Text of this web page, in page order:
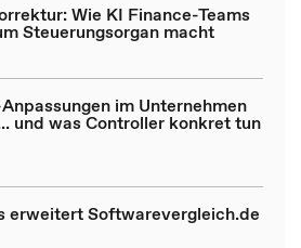
Wie KI Finance-Teams
Steuerungsorgan macht
im Unternehmen
und was Controller konkret tun
erweitert Softwarevergleich.de